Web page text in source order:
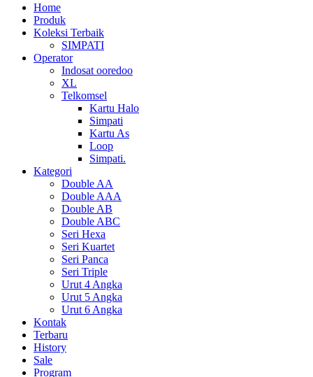
Home
Produk
Koleksi Terbaik
SIMPATI
Operator
Indosat ooredoo
XL
Telkomsel
Kartu Halo
Simpati
Kartu As
Loop
Simpati.
Kategori
Double AA
Double AAA
Double AB
Double ABC
Seri Hexa
Seri Kuartet
Seri Panca
Seri Triple
Urut 4 Angka
Urut 5 Angka
Urut 6 Angka
Kontak
Terbaru
History
Sale
Program